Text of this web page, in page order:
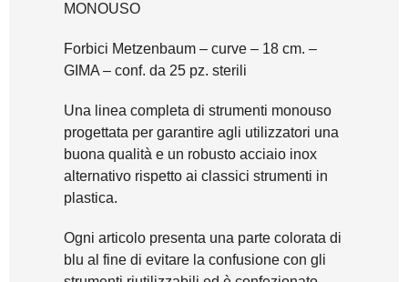
MONOUSO
Forbici Metzenbaum – curve – 18 cm. –
GIMA – conf. da 25 pz. sterili
Una linea completa di strumenti monouso
progettata per garantire agli utilizzatori una
buona qualità e un robusto acciaio inox
alternativo rispetto ai classici strumenti in
plastica.
Ogni articolo presenta una parte colorata di
blu al fine di evitare la confusione con gli